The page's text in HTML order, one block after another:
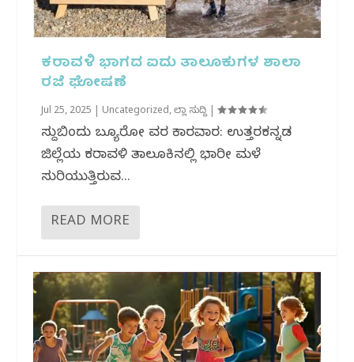
ಕರಾವಳಿ ಭಾಗದ ಐದು ತಾಲೂಕುಗಳ ಶಾಲಾ
ರಜೆ ಘೋಷಣೆ
Jul 25, 2025 Uncategorized,ಜಿಲ್ಲಾ ಸುದ್ದಿ |
ಸುದ್ದಿಬಿಂದು ಬ್ಯೂರೋ ವರದಿ ಕಾರವಾರ: ಉತ್ತರಕನ್ನಡ
ಜಿಲ್ಲೆಯ ಕರಾವಳಿ ತಾಲೂಕಿನಲ್ಲಿ ಭಾರೀ ಮಳೆ
ಸುರಿಯುತ್ತಿರುವ...
READ MORE